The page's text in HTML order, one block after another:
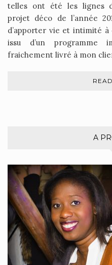
telles ont été les lignes
projet déco de l’année
d’apporter vie et intimité
issu d’un programme
fraichement livré à mon
A